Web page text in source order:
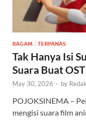
RAGAM / TERPANAS
Tak Hanya Isi
Suara Buat
May 30, 2026 - by
POJOKSINEMA –
mengisi suara film